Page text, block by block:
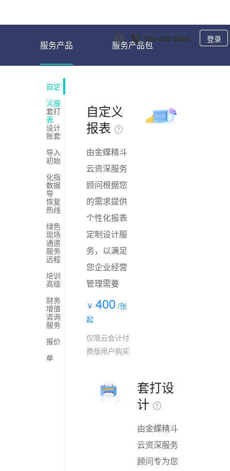
400-880-5666 登录
服务产品 服务产品包
自定
义报
表
套打
设计
账套
导入
初始
化指
导
数据
恢复
热线
绿色
通道
现场
服务
远程
培训
高级
财务
咨询
增值
服务
报价
单
自定义
报表
由金蝶精斗
云资深服务
顾问根据您
的需求提供
个性化报表
定制设计服
务，以满足
您企业经营
管理需要
￥400 /张
起
仅限云会计付
费版用户购买
套打设
计
由金蝶精斗
云资深服务
顾问专为您